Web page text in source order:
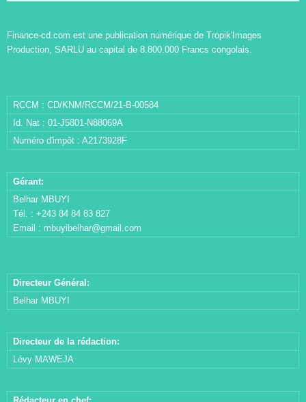
Finance-cd.com est une publication numérique de Tropik'Images
Production, SARLU au capital de 8.800.000 Francs congolais.
RCCM : CD/KNM/RCCM/21-B-00584
Id. Nat : 01-J5801-N88069A
Numéro d'impôt : A2173928F
Gérant:
Belhar MBUYI
Tél. : +243 84 84 83 827
Email : mbuyibelhar@gmail.com
Directeur Général:
Belhar MBUYI
Directeur de la rédaction:
Lévy MAWEJA